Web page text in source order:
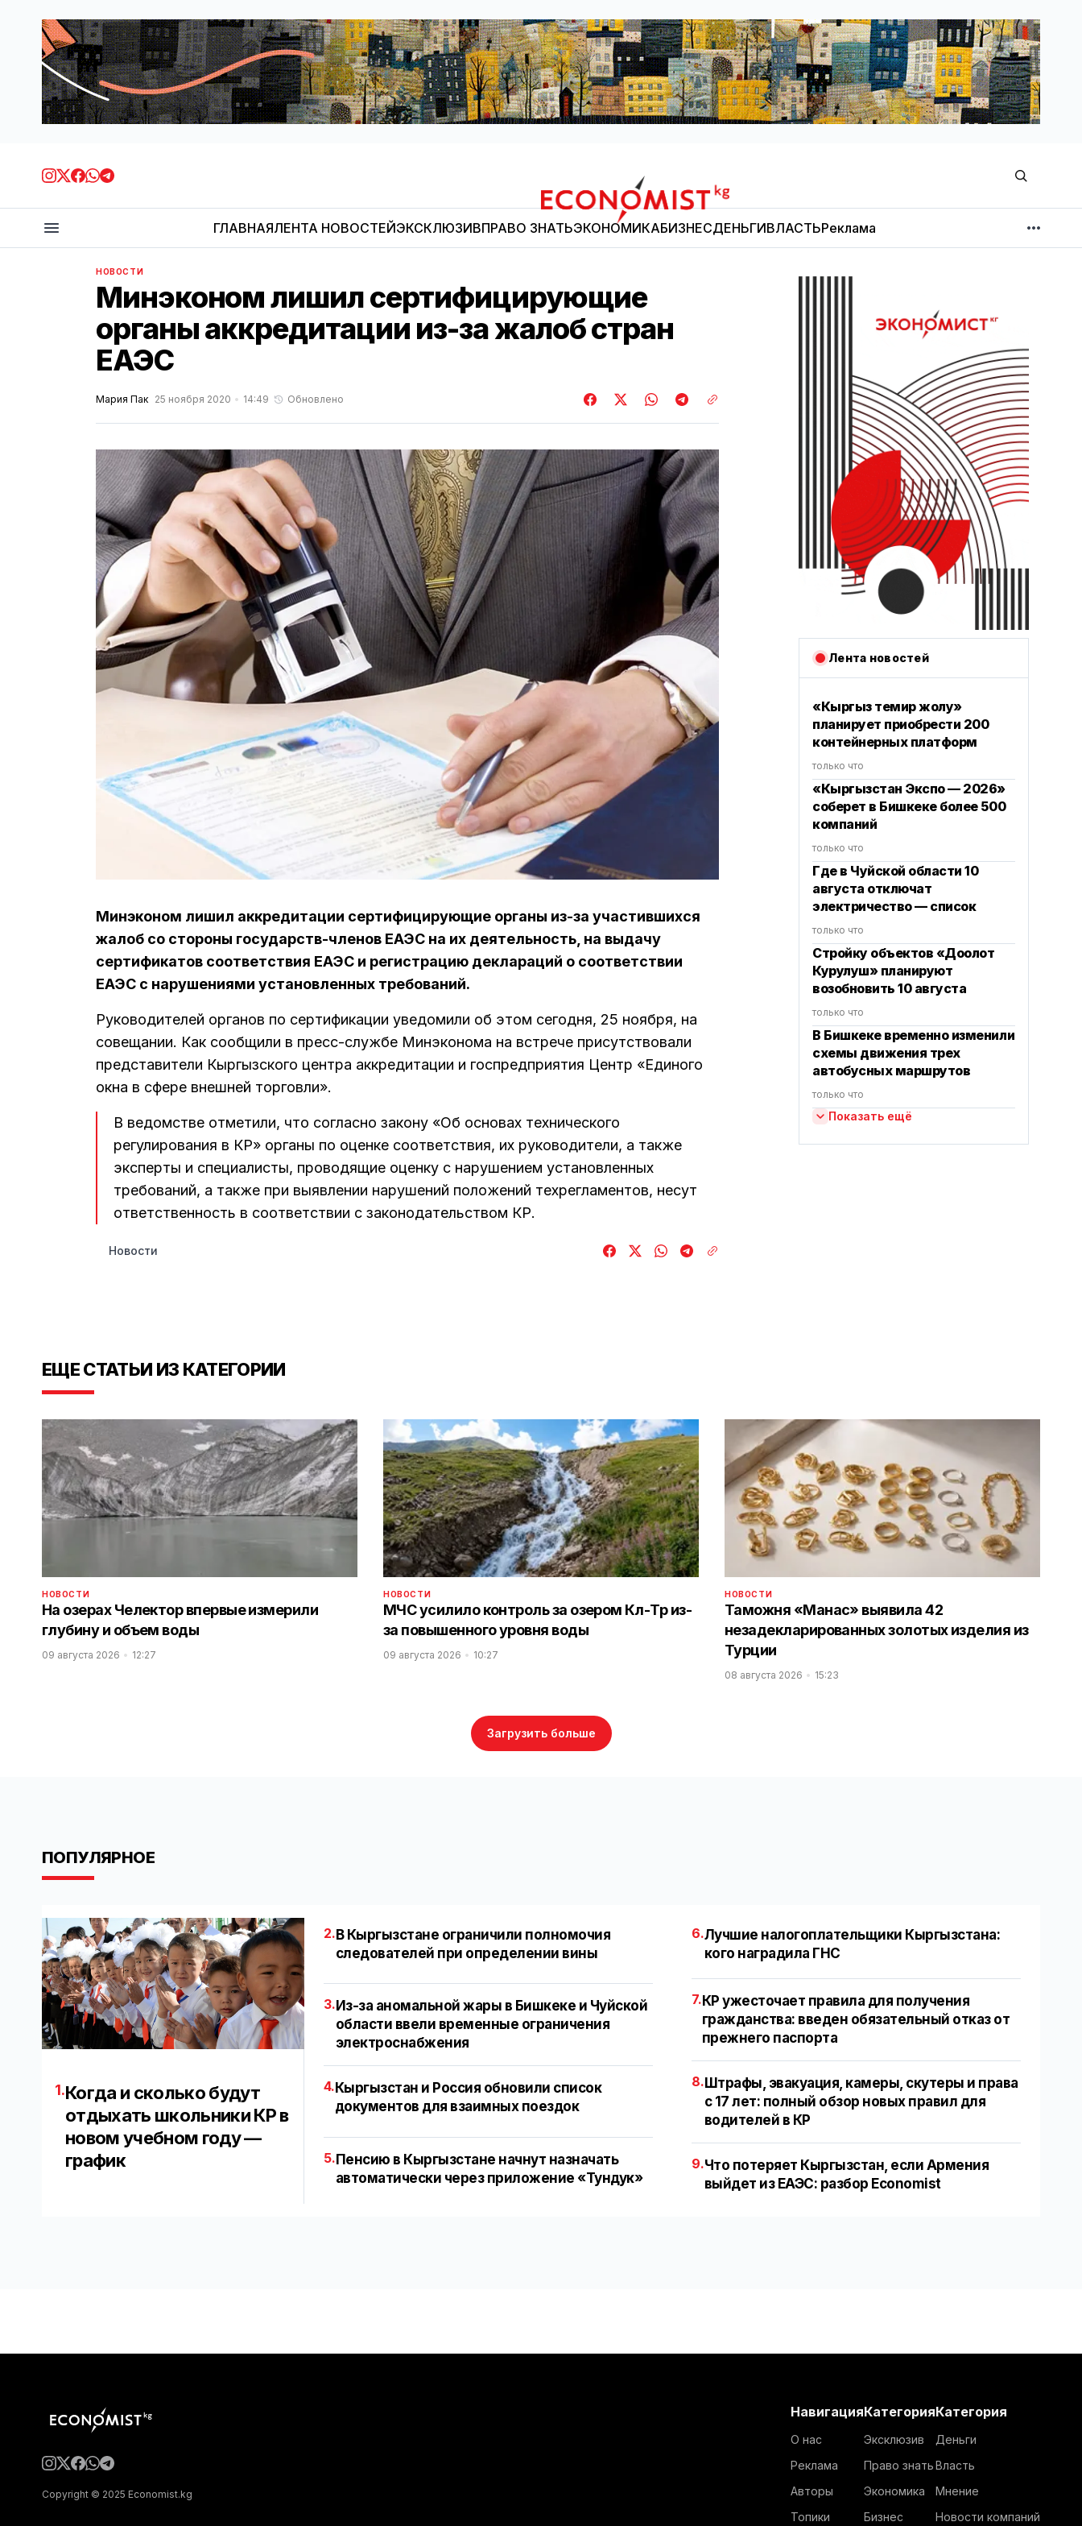
Economist.kg
ГЛАВНАЯЛЕНТА НОВОСТЕЙЭКСКЛЮЗИВПРАВО ЗНАТЬЭКОНОМИКАБИЗНЕСДЕНЬГИВЛАСТЬРеклама
МНЕНИЕ
НОВОСТИ
Минэконом лишил сертифицирующие
органы аккредитации из-за жалоб стран
ЕАЭС
Мария Пак 25 ноября 2020 14:49 Обновлено
Минэконом лишил аккредитации сертифицирующие органы из-за участившихся
жалоб со стороны государств-членов ЕАЭС на их деятельность, на выдачу
сертификатов соответствия ЕАЭС и регистрацию деклараций о соответствии
ЕАЭС с нарушениями установленных требований.
Руководителей органов по сертификации уведомили об этом сегодня, 25 ноября, на
совещании. Как сообщили в пресс-службе Минэконома на встрече присутствовали
представители Кыргызского центра аккредитации и госпредприятия Центр «Единого
окна в сфере внешней торговли».
В ведомстве отметили, что согласно закону «Об основах технического
регулирования в КР» органы по оценке соответствия, их руководители, а также
эксперты и специалисты, проводящие оценку с нарушением установленных
требований, а также при выявлении нарушений положений техрегламентов, несут
ответственность в соответствии с законодательством КР.
Новости
Лента новостей
«Кыргыз темир жолу»
планирует приобрести 200
контейнерных платформ
только что
«Кыргызстан Экспо — 2026»
соберет в Бишкеке более 500
компаний
только что
Где в Чуйской области 10
августа отключат
электричество — список
только что
Стройку объектов «Доолот
Курулуш» планируют
возобновить 10 августа
только что
В Бишкеке временно изменили
схемы движения трех
автобусных маршрутов
только что
Показать ещё
ЕЩЕ СТАТЬИ ИЗ КАТЕГОРИИ
НОВОСТИ
На озерах Челектор впервые измерили
глубину и объем воды
09 августа 2026 12:27
НОВОСТИ
МЧС усилило контроль за озером Көл-Төр из-
за повышенного уровня воды
09 августа 2026 10:27
НОВОСТИ
Таможня «Манас» выявила 42
незадекларированных золотых изделия из
Турции
08 августа 2026 15:23
Загрузить больше
ПОПУЛЯРНОЕ
1.Когда и сколько будут
отдыхать школьники КР в
новом учебном году —
график
2.В Кыргызстане ограничили полномочия
следователей при определении вины
3. Из-за аномальной жары в Бишкеке и Чуйской
области ввели временные ограничения
электроснабжения
4. Кыргызстан и Россия обновили список
документов для взаимных поездок
5.Пенсию в Кыргызстане начнут назначать
автоматически через приложение «Тундук»
6.Лучшие налогоплательщики Кыргызстана:
кого наградила ГНС
7.КР ужесточает правила для получения
гражданства: введен обязательный отказ от
прежнего паспорта
8.Штрафы, эвакуация, камеры, скутеры и права
с 17 лет: полный обзор новых правил для
водителей в КР
9.Что потеряет Кыргызстан, если Армения
выйдет из ЕАЭС: разбор Economist
Copyright © 2025 Economist.kg
Навигация
О нас
Реклама
Авторы
Топики
Категория
Эксклюзив
Право знать
Экономика
Бизнес
Категория
Деньги
Власть
Мнение
Новости компаний